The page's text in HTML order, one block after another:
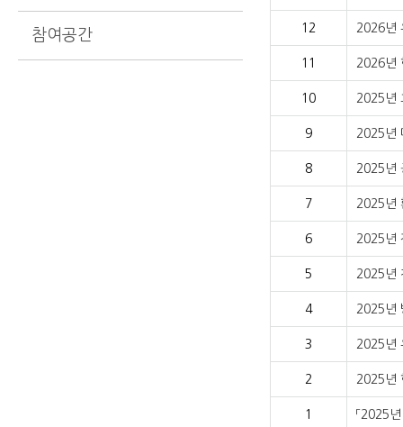
참여공간 12 2026년
11 2026년
10 2025년
9 2025년
8 2025년
7 2025년
6 2025년
5 2025년
4 2025년
3 2025년
2 2025년
1 「2025